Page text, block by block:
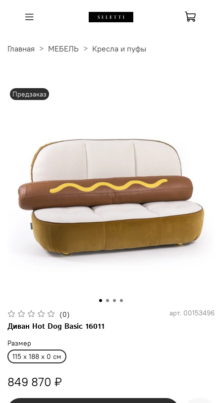
Главная МЕБЕЛЬ Кресла и пуфы
Предзаказ
(0) арт. 00153496
Диван Hot Dog Basic 16011
Размер
115 x 188 x 0 см
849 870 ₽